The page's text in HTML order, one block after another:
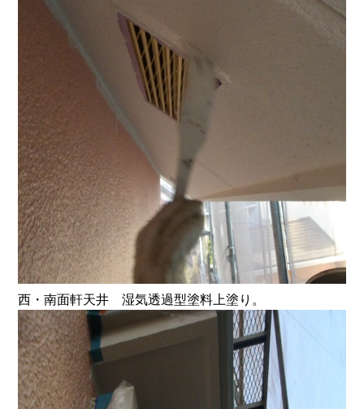
西・南面軒天井 湿気透過型塗料上塗り。